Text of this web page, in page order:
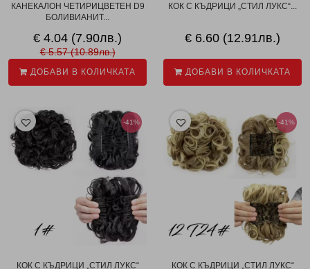
КАНЕКАЛОН ЧЕТИРИЦВЕТЕН D9
БОЛИВИАНИТ...
€ 4.04 (7.90лв.)
€ 5.57 (10.89лв.)
ДОБАВИ В КОЛИЧКАТА
КОК С КЪДРИЦИ „СТИЛ ЛУКС“...
€ 6.60 (12.91лв.)
ДОБАВИ В КОЛИЧКАТА
-41%
КОК С КЪДРИЦИ „СТИЛ ЛУКС“
-41%
КОК С КЪДРИЦИ „СТИЛ ЛУКС“